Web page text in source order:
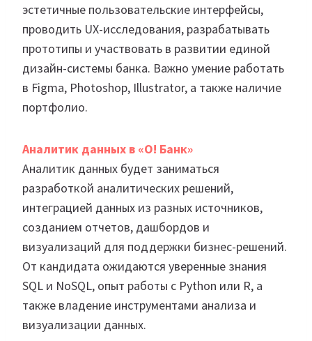
эстетичные пользовательские интерфейсы,
проводить UX-исследования, разрабатывать
прототипы и участвовать в развитии единой
дизайн-системы банка. Важно умение работать
в Figma, Photoshop, Illustrator, а также наличие
портфолио.
Аналитик данных в «O! Банк»
Аналитик данных будет заниматься
разработкой аналитических решений,
интеграцией данных из разных источников,
созданием отчетов, дашбордов и
визуализаций для поддержки бизнес-решений.
От кандидата ожидаются уверенные знания
SQL и NoSQL, опыт работы с Python или R, а
также владение инструментами анализа и
визуализации данных.